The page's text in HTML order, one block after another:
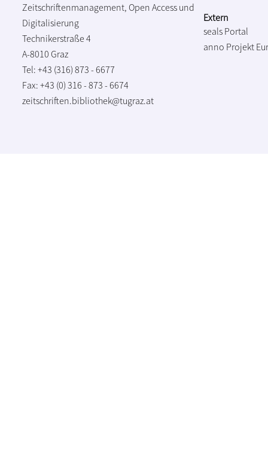
Zeitschriftenmanagement, Open Access und
Digitalisierung
Technikerstraße 4
A-8010 Graz
Tel: +43 (316) 873 - 6677
Fax: +43 (0) 316 - 873 - 6674
zeitschriften.bibliothek@tugraz.at
Extern
seals Portal
anno Projekt